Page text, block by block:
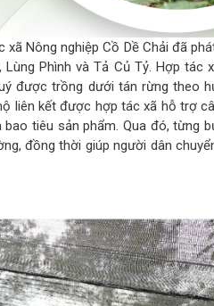
Nông nghiệp Cồ Dề Chải đã
Phình và Tả Củ Tỷ. Hợp tác
được trồng dưới tán rừng theo
liên kết được hợp tác xã hỗ trợ
tiêu sản phẩm. Qua đó, từng
đồng thời giúp người dân